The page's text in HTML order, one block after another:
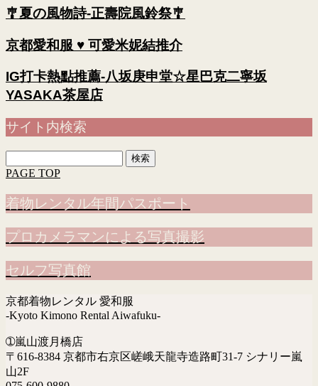
🎐夏の風物詩-正壽院風鈴祭🎐
京都愛和服 ♥ 可愛米妮結推介
IG打卡熱點推薦-八坂庚申堂☆星巴克二寧坂
YASAKA茶屋店
サイト内検索
索:
PAGE TOP
着物レンタル年間パスポート
プロカメラマンによる写真撮影
セルフ写真館
京都着物レンタル 愛和服
-Kyoto Kimono Rental Aiwafuku-
➀嵐山渡月橋店
〒616-8384 京都市右京区嵯峨天龍寺造路町31-7 シナリー嵐
山2F